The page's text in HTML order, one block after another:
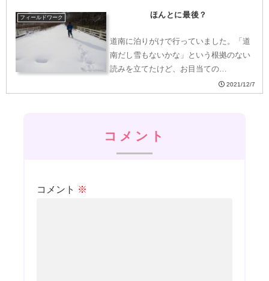
フィールドワーク ほんとに最後？
道南に泊りがけで行っていました。「道
南だし雪もないかな」という根拠のない
読みを立てたけど、お目当ての…
2021/12/7
コメント
コメント ※